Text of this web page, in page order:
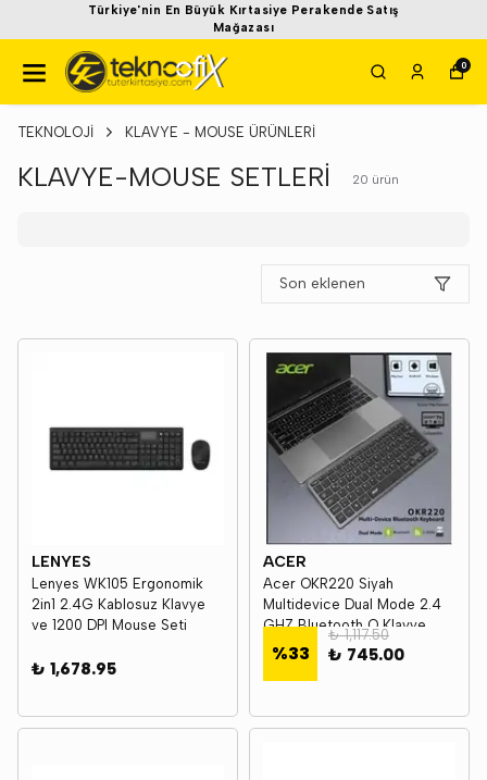
Türkiye'nin En Büyük Kırtasiye Perakende Satış
Mağazası
0
TEKNOLOJİ KLAVYE - MOUSE ÜRÜNLERİ
KLAVYE-MOUSE SETLERİ 20 ürün
Son eklenen
LENYES
Lenyes WK105 Ergonomik
2in1 2.4G Kablosuz Klavye
ve 1200 DPI Mouse Seti
₺ 1,678.95
ACER
Acer OKR220 Siyah
Multidevice Dual Mode 2.4
GHZ Bluetooth Q Klavye
%33
₺ 1,117.50
₺ 745.00